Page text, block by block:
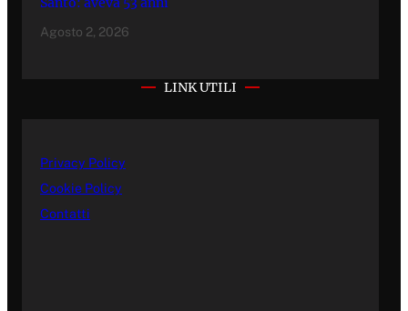
Agosto 2, 2026
LINK UTILI
Privacy Policy
Cookie Policy
Contatti